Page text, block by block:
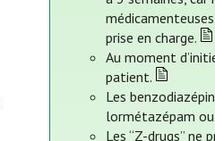
prise en charge.
Au moment
patient.
Les
lormétazépam
Les “Z-drugs”